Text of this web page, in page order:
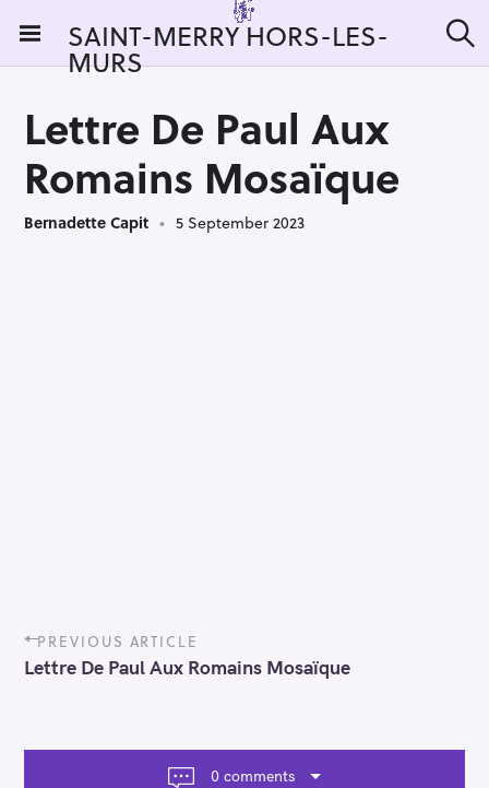
i
SAINT-MERRY HORS-LES-
MURS e
Lettre De Paul Aux
Romains Mosaïque
Bernadette Capit 5 September 2023
P
o
s
a
PREVIOUS ARTICLE
Lettre De Paul Aux Romains Mosaïque
0 comments